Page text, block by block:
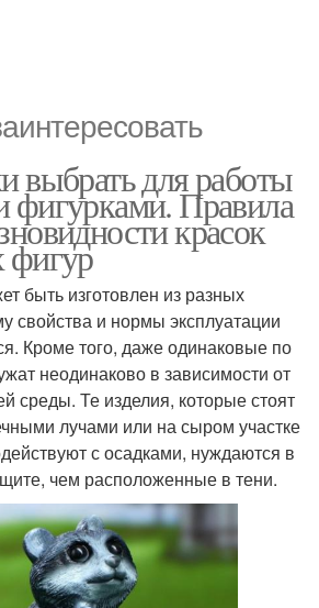
выбрать для работы
фигурками. Правила
красок
фигур
быть изготовлен из разных
свойства и нормы эксплуатации
Кроме того, даже одинаковые по
неодинаково в зависимости от
среды. Те изделия, которые стоят
лучами или на сыром участке
с осадками, нуждаются в
чем расположенные в тени.